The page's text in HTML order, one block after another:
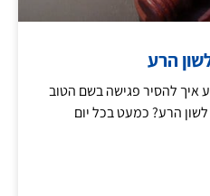
הרע
איך להסיר פגישה בשם הטוב
הרע? כמעט בכל יום